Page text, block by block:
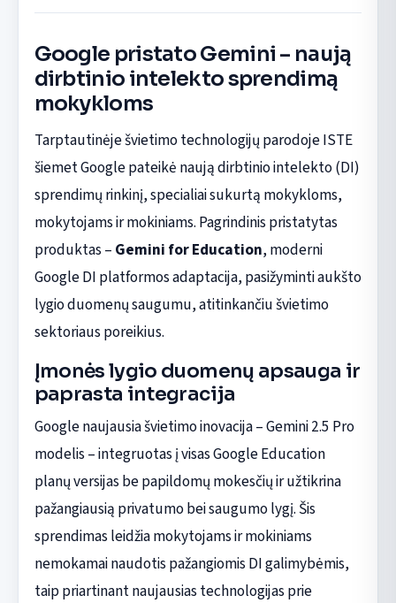
Google pristato Gemini – naują
dirbtinio intelekto sprendimą
mokykloms
Tarptautinėje švietimo technologijų parodoje ISTE
šiemet Google pateikė naują dirbtinio intelekto (DI)
sprendimų rinkinį, specialiai sukurtą mokykloms,
mokytojams ir mokiniams. Pagrindinis pristatytas
produktas – Gemini for Education, moderni
Google DI platformos adaptacija, pasižyminti aukšto
lygio duomenų saugumu, atitinkančiu švietimo
sektoriaus poreikius.
Įmonės lygio duomenų apsauga ir
paprasta integracija
Google naujausia švietimo inovacija – Gemini 2.5 Pro
modelis – integruotas į visas Google Education
planų versijas be papildomų mokesčių ir užtikrina
pažangiausią privatumo bei saugumo lygį. Šis
sprendimas leidžia mokytojams ir mokiniams
nemokamai naudotis pažangiomis DI galimybėmis,
taip priartinant naujausias technologijas prie